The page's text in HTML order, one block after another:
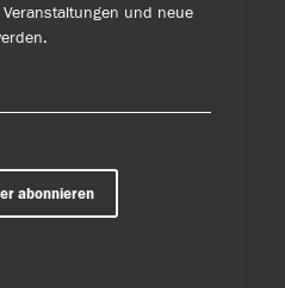
und neue
abonnieren